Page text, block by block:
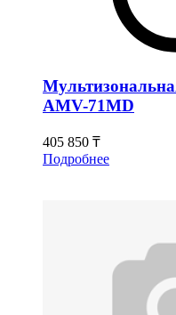
AMV-71MD
405 850 ₸
Подробнее